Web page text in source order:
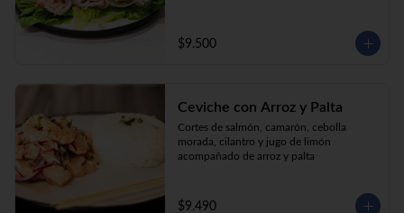
$9.500
Ceviche con Arroz y Palta
Cortes de salmón, camarón, cebolla
morada, cilantro y jugo de limón
acompañado de arroz y palta
$9.490